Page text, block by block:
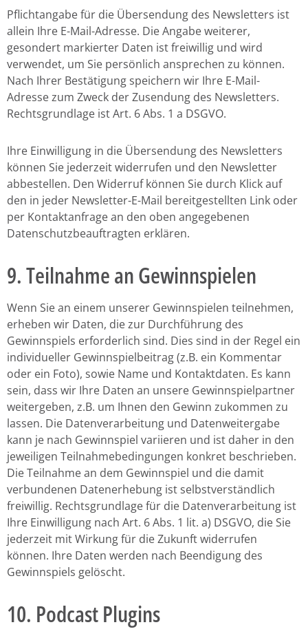
Pflichtangabe für die Übersendung des Newsletters ist
allein Ihre E-Mail-Adresse. Die Angabe weiterer,
gesondert markierter Daten ist freiwillig und wird
verwendet, um Sie persönlich ansprechen zu können.
Nach Ihrer Bestätigung speichern wir Ihre E-Mail-
Adresse zum Zweck der Zusendung des Newsletters.
Rechtsgrundlage ist Art. 6 Abs. 1 a DSGVO.
Ihre Einwilligung in die Übersendung des Newsletters
können Sie jederzeit widerrufen und den Newsletter
abbestellen. Den Widerruf können Sie durch Klick auf
den in jeder Newsletter-E-Mail bereitgestellten Link oder
per Kontaktanfrage an den oben angegebenen
Datenschutzbeauftragten erklären.
9. Teilnahme an Gewinnspielen
Wenn Sie an einem unserer Gewinnspielen teilnehmen,
erheben wir Daten, die zur Durchführung des
Gewinnspiels erforderlich sind. Dies sind in der Regel ein
individueller Gewinnspielbeitrag (z.B. ein Kommentar
oder ein Foto), sowie Name und Kontaktdaten. Es kann
sein, dass wir Ihre Daten an unsere Gewinnspielpartner
weitergeben, z.B. um Ihnen den Gewinn zukommen zu
lassen. Die Datenverarbeitung und Datenweitergabe
kann je nach Gewinnspiel variieren und ist daher in den
jeweiligen Teilnahmebedingungen konkret beschrieben.
Die Teilnahme an dem Gewinnspiel und die damit
verbundenen Datenerhebung ist selbstverständlich
freiwillig. Rechtsgrundlage für die Datenverarbeitung ist
Ihre Einwilligung nach Art. 6 Abs. 1 lit. a) DSGVO, die Sie
jederzeit mit Wirkung für die Zukunft widerrufen
können. Ihre Daten werden nach Beendigung des
Gewinnspiels gelöscht.
10. Podcast Plugins